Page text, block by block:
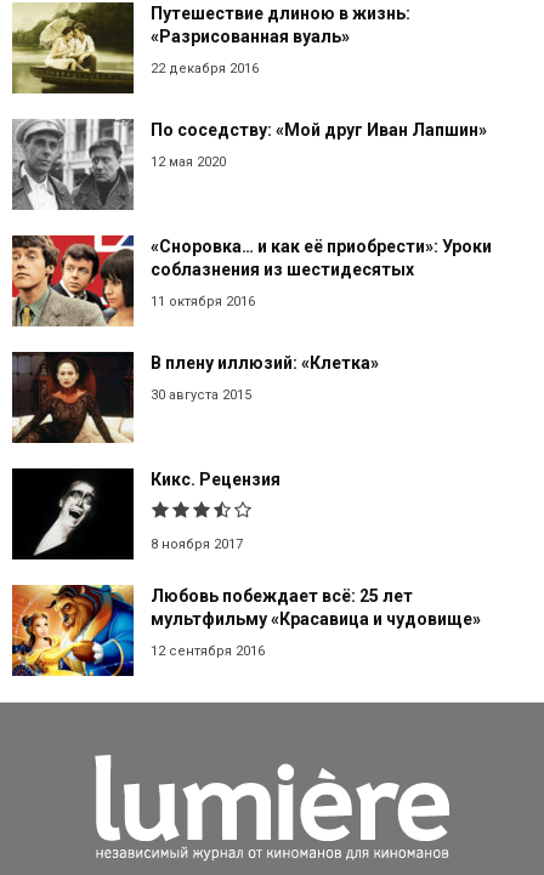
Путешествие длиною в жизнь:
«Разрисованная вуаль»
22 декабря 2016
По соседству: «Мой друг Иван Лапшин»
12 мая 2020
«Сноровка… и как её приобрести»: Уроки
соблазнения из шестидесятых
11 октября 2016
В плену иллюзий: «Клетка»
30 августа 2015
Кикс. Рецензия
8 ноября 2017
Любовь побеждает всё: 25 лет
мультфильму «Красавица и чудовище»
12 сентября 2016